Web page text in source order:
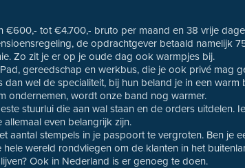
€600,- tot €4.700,- bruto per maand en 38 vrije
de opdrachtgever betaald namelijk
Zo zit je er op je oude dag ook warmpjes bij.
gereedschap en werkbus, die je ook privé mag
dan wel de specialiteit, bij hun beland je in een warm
ondernemen, wordt onze band nog warmer.
stuurlui die aan wal staan en de orders uitdelen.
allemaal even belangrijk zijn.
aantal stempels in je paspoort te vergroten. Ben je
hele wereld rondvliegen om de klanten in het
Ook in Nederland is er genoeg te doen.